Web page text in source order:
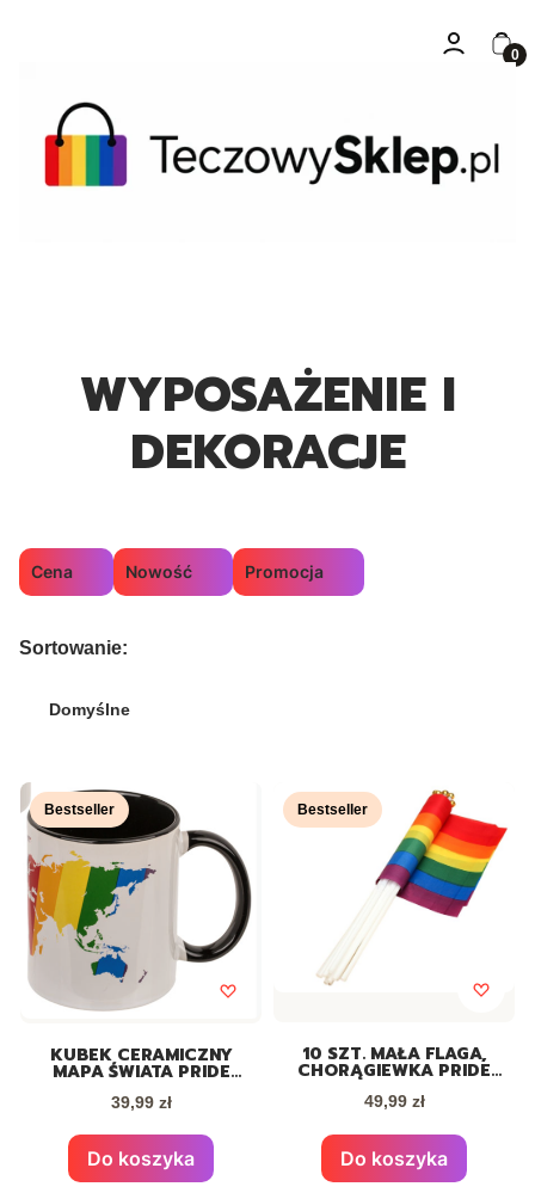
Zaloguj się
WYPOSAŻENIE I
DEKORACJE
Cena Nowość
Promocja
Lista produktów
Sortowanie:
Domyślne
Bestseller
KUBEK CERAMICZNY
MAPA ŚWIATA PRIDE
Cena
39,99 zł
Do koszyka
Bestseller
10 SZT. MAŁA FLAGA,
CHORĄGIEWKA PRIDE
LGBT 14X21 CM
Cena
49,99 zł
Do koszyka